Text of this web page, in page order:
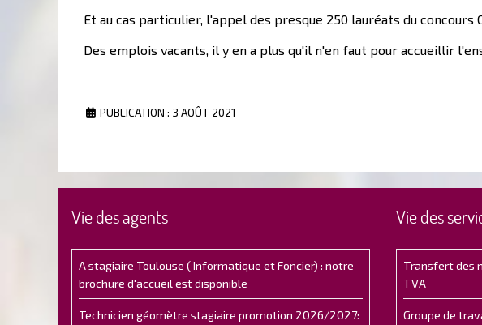
Et au cas particulier, l'appel des presque 250 lauréats du
Des emplois vacants, il y en a plus qu'il n'en faut pour accueillir
PUBLICATION : 3 AOÛT 2021
Vie des agents
A stagiaire Toulouse ( Informatique et Foncier) : notre
brochure d'accueil est disponible
Technicien géomètre stagiaire promotion 2026/2027:
Vie des
Transfert des
TVA
Groupe de